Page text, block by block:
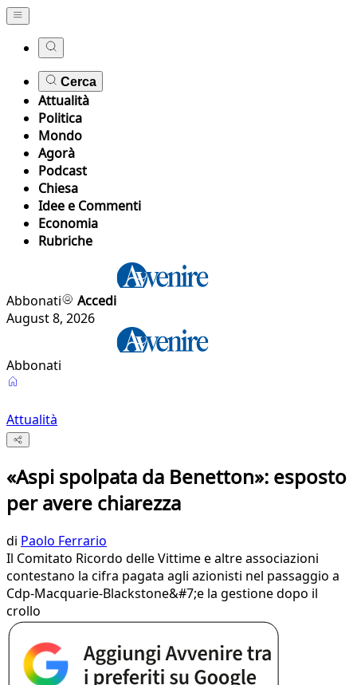
Cerca
Attualità
Politica
Mondo
Agorà
Podcast
Chiesa
Idee e Commenti
Economia
Rubriche
Abbonati
Accedi
August 8, 2026
Abbonati
Attualità
«Aspi spolpata da Benetton»: esposto
per avere chiarezza
di Paolo Ferrario
Il Comitato Ricordo delle Vittime e altre associazioni
contestano la cifra pagata agli azionisti nel passaggio a
Cdp-Macquarie-Blackstone&#7;e la gestione dopo il
crollo